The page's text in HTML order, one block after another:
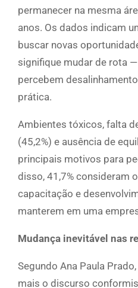
permanecer na mesma
anos. Os dados indicam
buscar novas
signifique mudar de rota
percebem
prática.
Ambientes tóxicos, falta
(45,2%) e ausência de
principais motivos para
disso, 41,7% consideram
capacitação e
manterem em uma
Mudança inevitável nas
Segundo Ana Paula
mais o discurso